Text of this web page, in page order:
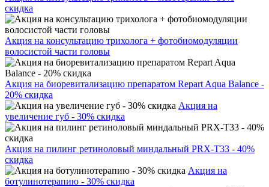
скидка
Акция на консультацию трихолога + фотобиомодуляции
волосистой части головы
Акция на биоревитализацию препаратом Repart Aqua Balance -
20% скидка
Акция на
увеличение губ - 30% скидка
Акция на пилинг ретиноловый миндальный PRX-T33 - 40%
скидка
Акция на
ботулинотерапию - 30% скидка